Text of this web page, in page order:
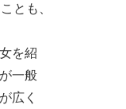
とも、
を紹
一般
広く